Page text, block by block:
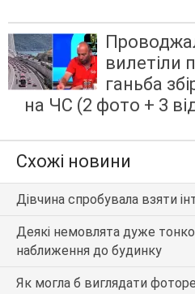
вилетіли
ганьба
на ЧС (2 фото + 3
Схожі новини
Дівчина спробувала взяти
Деякі немовлята дуже
наближення до будинку
Як могла б виглядати